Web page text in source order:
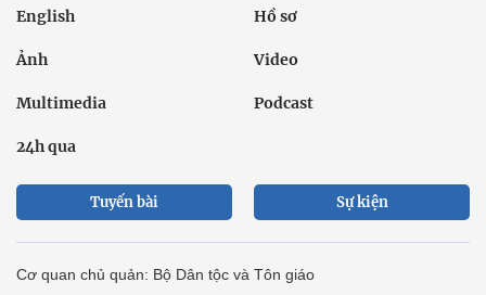
English Hồ sơ
Ảnh Video
Multimedia Podcast
24h qua
Tuyến bài Sự kiện
Cơ quan chủ quản: Bộ Dân tộc và Tôn giáo